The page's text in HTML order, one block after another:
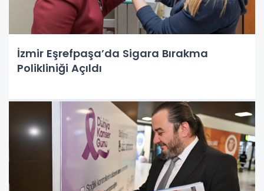
İzmir Eşrefpaşa’da Sigara Bırakma
Polikliniği Açıldı